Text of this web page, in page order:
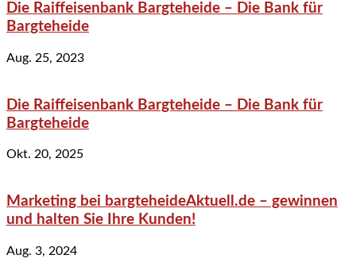
Die Raiffeisenbank Bargteheide – Die Bank für
Bargteheide
Aug. 25, 2023
Die Raiffeisenbank Bargteheide – Die Bank für
Bargteheide
Okt. 20, 2025
Marketing bei bargteheideAktuell.de – gewinnen
und halten Sie Ihre Kunden!
Aug. 3, 2024